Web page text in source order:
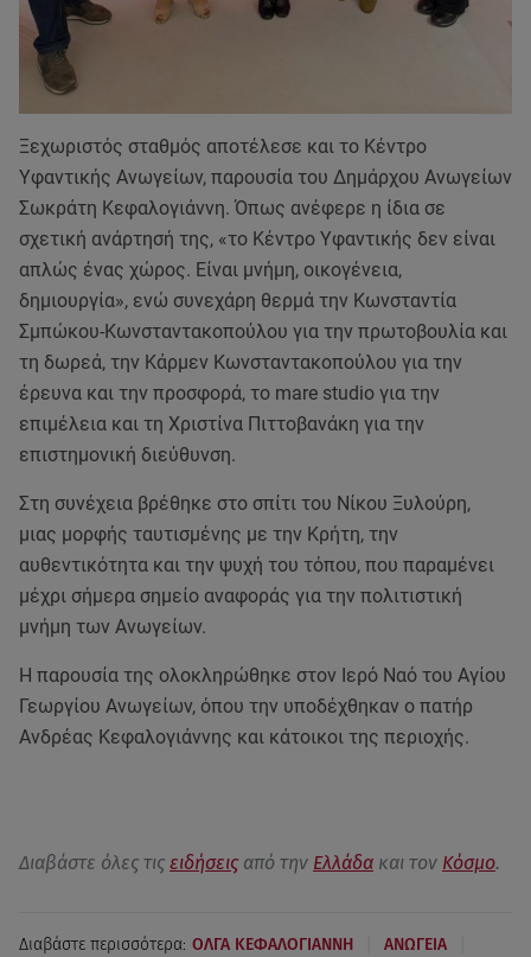
Ξεχωριστός σταθμός αποτέλεσε και το Κέντρο
Υφαντικής Ανωγείων, παρουσία του Δημάρχου Ανωγείων
Σωκράτη Κεφαλογιάννη. Όπως ανέφερε η ίδια σε
σχετική ανάρτησή της, «το Κέντρο Υφαντικής δεν είναι
απλώς ένας χώρος. Είναι μνήμη, οικογένεια,
δημιουργία», ενώ συνεχάρη θερμά την Κωνσταντία
Σμπώκου-Κωνσταντακοπούλου για την πρωτοβουλία και
τη δωρεά, την Κάρμεν Κωνσταντακοπούλου για την
έρευνα και την προσφορά, το mare studio για την
επιμέλεια και τη Χριστίνα Πιττοβανάκη για την
επιστημονική διεύθυνση.
Στη συνέχεια βρέθηκε στο σπίτι του Νίκου Ξυλούρη,
μιας μορφής ταυτισμένης με την Κρήτη, την
αυθεντικότητα και την ψυχή του τόπου, που παραμένει
μέχρι σήμερα σημείο αναφοράς για την πολιτιστική
μνήμη των Ανωγείων.
Η παρουσία της ολοκληρώθηκε στον Ιερό Ναό του Αγίου
Γεωργίου Ανωγείων, όπου την υποδέχθηκαν ο πατήρ
Ανδρέας Κεφαλογιάννης και κάτοικοι της περιοχής.
Διαβάστε όλες τις ειδήσεις από την Ελλάδα και τον Κόσμο.
Διαβάστε περισσότερα: ΟΛΓΑ ΚΕΦΑΛΟΓΙΑΝΝΗ ΑΝΩΓΕΙΑ